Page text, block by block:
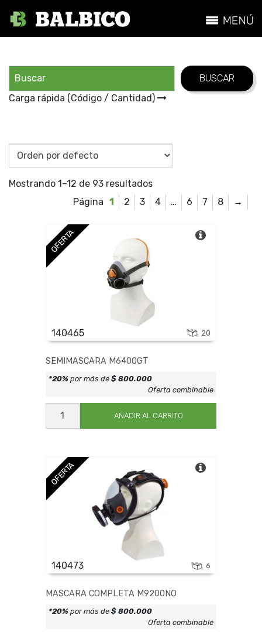
Carga rápida (Código / Cantidad)
Mostrando 1–12 de 93 resultados
1
2 3 4 … 6 7 8 →
OFERTA
140465 20
SEMIMASCARA M6400GT
SEMIMASCARA
M6400GT
AÑADIR AL CARRITO
*20%por más de $ 800.000
Oferta combinable
OFERTA
140473 6
MASCARA COMPLETA M9200NO
*20%por más de $ 800.000
Oferta combinable